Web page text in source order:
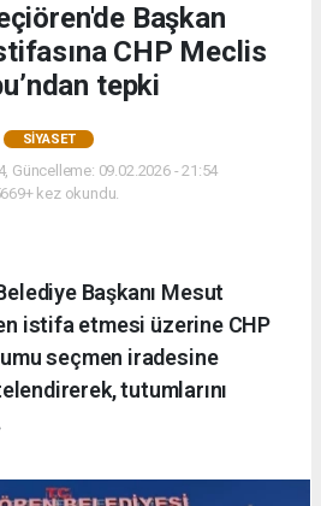
Başkan
CHP Meclis
tepki
SIYASET
Güncelleme: 09.02.2026 - 21:54
kez okundu.
Başkanı Mesut
istifa etmesi üzerine CHP
seçmen iradesine
tutumlarını